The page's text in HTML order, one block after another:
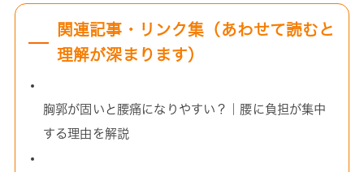
関連記事・リンク集（あわせて読むと
理解が深まります）
胸郭が固いと腰痛になりやすい？｜腰に負担が集中
する理由を解説